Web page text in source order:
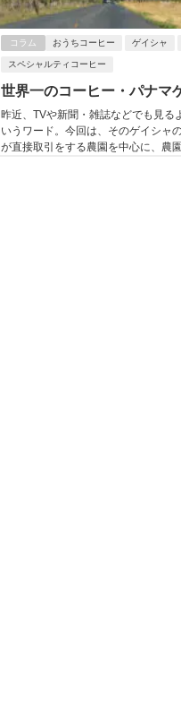
コラム おうちコーヒー ゲイシャ
スペシャルティコーヒー
世界一のコーヒー・パナマ
昨近、TVや新聞・雑誌などでも見る
いうワード。今回は、そのゲイシャ
が直接取引をする農園を中心に、農園